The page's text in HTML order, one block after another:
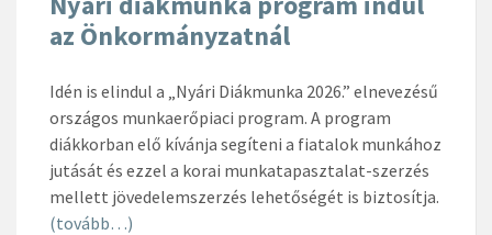
az Önkormányzatnál
Idén is elindul a „Nyári Diákmunka 2026.” elnevezésű
országos munkaerőpiaci program. A program
diákkorban elő kívánja segíteni a fiatalok munkához
jutását és ezzel a korai munkatapasztalat-szerzés
mellett jövedelemszerzés lehetőségét is biztosítja.
(tovább…)